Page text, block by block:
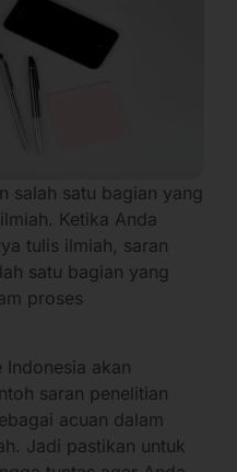
salah satu bagian yang
Ketika Anda
tulis ilmiah, saran
satu bagian yang
proses
Indonesia akan
saran penelitian
acuan dalam
Jadi pastikan untuk